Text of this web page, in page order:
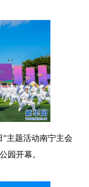
学习进行时
国际
台湾
科技
健康
图片 中央文件
食品
主题活动南宁主会
园开幕。